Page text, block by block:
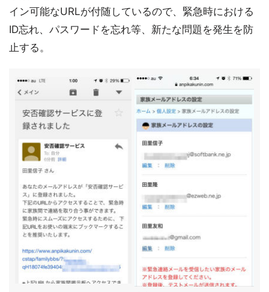
イン可能なURLが付随しているので、緊急時における
ID忘れ、パスワードを忘れ等、新たな問題を発生を防
止する。